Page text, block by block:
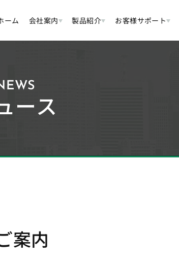
ーム 会社案内 製品紹介 お客様サポート
ース
案内